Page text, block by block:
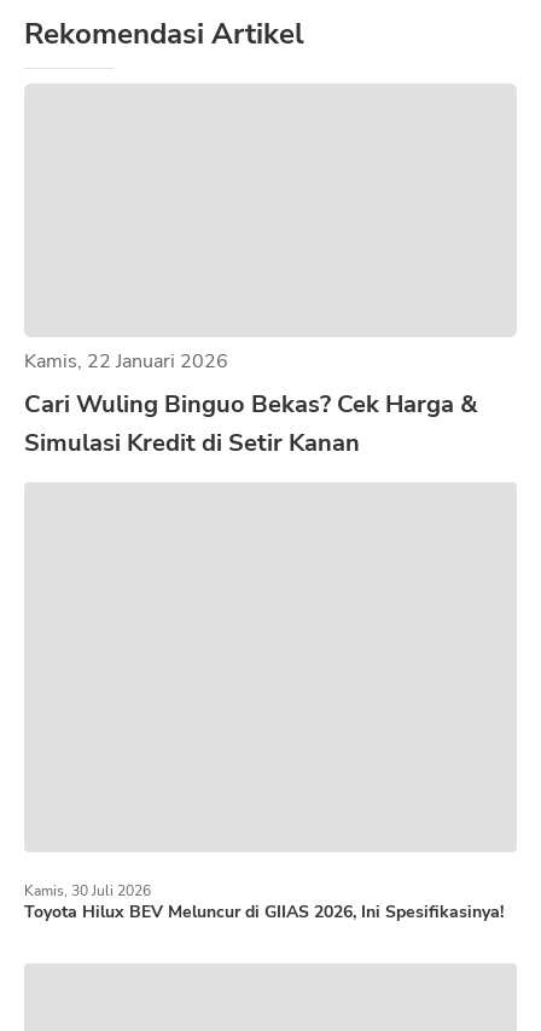
Rekomendasi Artikel
Kamis, 22 Januari 2026
Cari Wuling Binguo Bekas? Cek Harga &
Simulasi Kredit di Setir Kanan
Toyota Hilux BEV Meluncur di GIIAS 2026, Ini Spesifikasinya!
Kamis, 30 Juli 2026